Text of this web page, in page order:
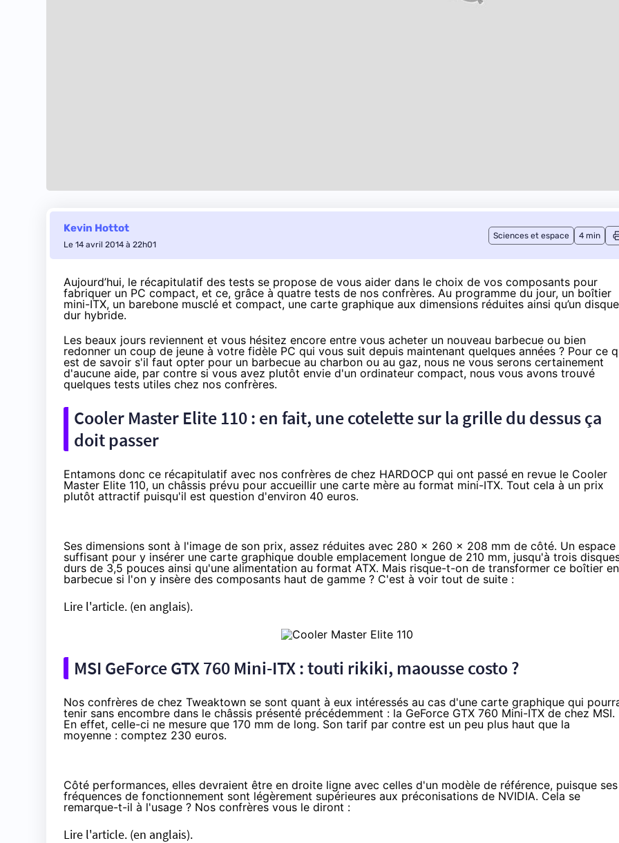
Kevin Hottot
Le 14 avril 2014 à 22h01
Sciences et espace 4 min
Aujourd’hui, le récapitulatif des tests se propose de vous aider dans le choix de vos composants pour
fabriquer un PC compact, et ce, grâce à quatre tests de nos confrères. Au programme du jour, un boîtier
mini-ITX, un barebone musclé et compact, une carte graphique aux dimensions réduites ainsi qu’un disque
dur hybride.
Les beaux jours reviennent et vous hésitez encore entre vous acheter un nouveau barbecue ou bien
redonner un coup de jeune à votre fidèle PC qui vous suit depuis maintenant quelques années ? Pour ce
est de savoir s'il faut opter pour un barbecue au charbon ou au gaz, nous ne vous serons certainement
d'aucune aide, par contre si vous avez plutôt envie d'un ordinateur compact, nous vous avons trouvé
quelques tests utiles chez nos confrères.
Cooler Master Elite 110 : en fait, une cotelette sur la grille du dessus ça
doit passer
Entamons donc ce récapitulatif avec nos confrères de chez HARDOCP qui ont passé en revue le Cooler
Master Elite 110, un châssis prévu pour accueillir une carte mère au format mini-ITX. Tout cela à un prix
plutôt attractif puisqu'il est question d'environ 40 euros.
Ses dimensions sont à l'image de son prix, assez réduites avec 280 x 260 x 208 mm de côté. Un espace
suffisant pour y insérer une carte graphique double emplacement longue de 210 mm, jusqu'à trois
durs de 3,5 pouces ainsi qu'une alimentation au format ATX. Mais risque-t-on de transformer ce boîtier en
barbecue si l'on y insère des composants haut de gamme ? C'est à voir tout de suite :
Lire l'article. (en anglais).
MSI GeForceGTX 760 Mini-ITX : touti rikiki, maousse costo ?
Nos confrères de chez Tweaktown se sont quant à eux intéressés au cas d'une carte graphique qui
tenir sans encombre dans le châssis présenté précédemment : la GeForce GTX 760 Mini-ITX de chez MSI.
En effet, celle-ci ne mesure que 170 mm de long. Son tarif par contre est un peu plus haut que la
moyenne : comptez 230 euros.
Côté performances, elles devraient être en droite ligne avec celles d'un modèle de référence, puisque ses
fréquences de fonctionnement sont légèrement supérieures aux préconisations de NVIDIA. Cela se
remarque-t-il à l'usage ? Nos confrères vous le diront :
Lire l'article. (en anglais).